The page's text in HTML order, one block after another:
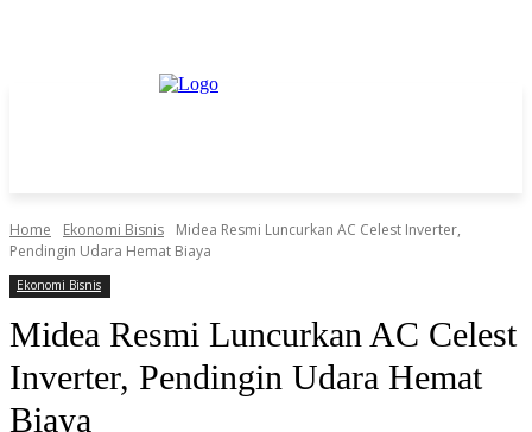
Home Ekonomi Bisnis
Midea Resmi Luncurkan AC Celest Inverter,
Pendingin Udara Hemat Biaya
Ekonomi Bisnis
Midea Resmi Luncurkan AC Celest
Inverter, Pendingin Udara Hemat
Biaya